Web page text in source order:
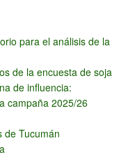
para el análisis de la
de la encuesta de soja
de influencia:
campaña 2025/26
de Tucumán